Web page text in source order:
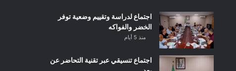
اجتماع لدراسة وتقييم وضعية توفر
الخضر والفواكه
منذ 5 أيام
اجتماع تنسيقي عبر تقنية التحاضر عن